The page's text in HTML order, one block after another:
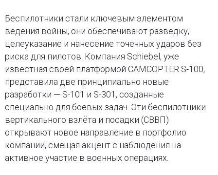
Беспилотники стали ключевым элементом
ведения войны, они обеспечивают разведку,
целеуказание и нанесение точечных ударов без
риска для пилотов. Компания Schiebel, уже
известная своей платформой CAMCOPTER S-100,
представила две принципиально новые
разработки — S-101 и S-301, созданные
специально для боевых задач. Эти беспилотники
вертикального взлёта и посадки (СВВП)
открывают новое направление в портфолио
компании, смещая акцент с наблюдения на
активное участие в военных операциях.